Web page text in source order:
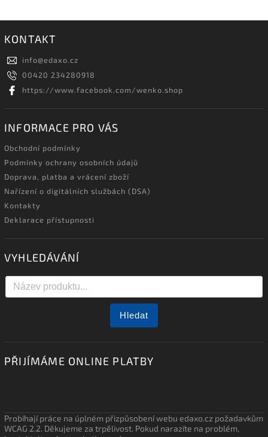
KONTAKT
info@edaxo.cz
00420 234280918
https://www.facebook.com/wenko.shop
INFORMACE PRO VÁS
Obchodní podmínky
Podmínky ochrany osobních údajů
Doprava, platba a vrácení zboží
Nařízení o digitálních službách (DSA)
Kontakty
Deklarace přístupnosti
VYHLEDÁVÁNÍ
Hledat
PŘIJÍMÁME ONLINE PLATBY
Probíhají práce na úplném přizpůsobení webu edaxo.cz požadavkům
WCAG 2.2. Děkujeme za trpělivost. Pokud narazíte na problém,